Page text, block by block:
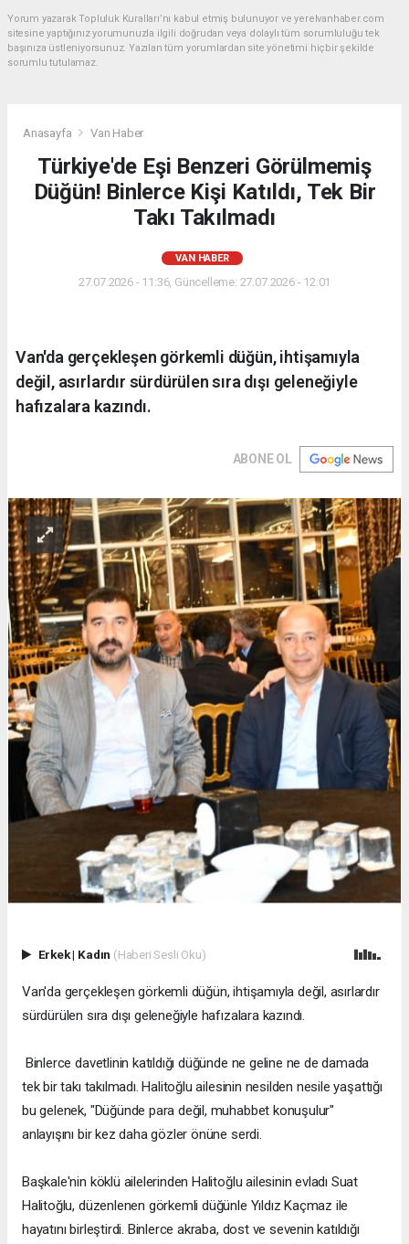
Yorum yazarak Topluluk Kuralları’nı kabul etmiş bulunuyor ve yerelvanhaber.com
sitesine yaptığınız yorumunuzla ilgili doğrudan veya dolaylı tüm sorumluluğu tek
başınıza üstleniyorsunuz. Yazılan tüm yorumlardan site yönetimi hiçbir şekilde
sorumlu tutulamaz.
Anasayfa Van Haber
Türkiye'de Eşi Benzeri Görülmemiş
Düğün! Binlerce Kişi Katıldı, Tek Bir
Takı Takılmadı
VAN HABER
27.07.2026 - 11:36, Güncelleme: 27.07.2026 - 12:01
Van'da gerçekleşen görkemli düğün, ihtişamıyla
değil, asırlardır sürdürülen sıra dışı geleneğiyle
hafızalara kazındı.
ABONE OL
Erkek| Kadın (Haberi Sesli Oku)
Van'da gerçekleşen görkemli düğün, ihtişamıyla değil, asırlardır
sürdürülen sıra dışı geleneğiyle hafızalara kazındı.
Binlerce davetlinin katıldığı düğünde ne geline ne de damada
tek bir takı takılmadı. Halitoğlu ailesinin nesilden nesile yaşattığı
bu gelenek, "Düğünde para değil, muhabbet konuşulur"
anlayışını bir kez daha gözler önüne serdi.
Başkale'nin köklü ailelerinden Halitoğlu ailesinin evladı Suat
Halitoğlu, düzenlenen görkemli düğünle Yıldız Kaçmaz ile
hayatını birleştirdi. Binlerce akraba, dost ve sevenin katıldığı